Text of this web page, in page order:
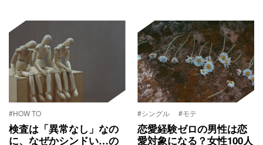
#HOW TO
検査は「異常なし」なの
に、なぜかシンドい…の
#シングル #モテ
恋愛経験ゼロの男性は恋
愛対象になる？女性100人